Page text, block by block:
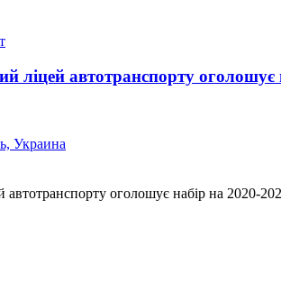
ліцей автотранспорту оголошує
Украина
автотранспорту оголошує набір на 2020-